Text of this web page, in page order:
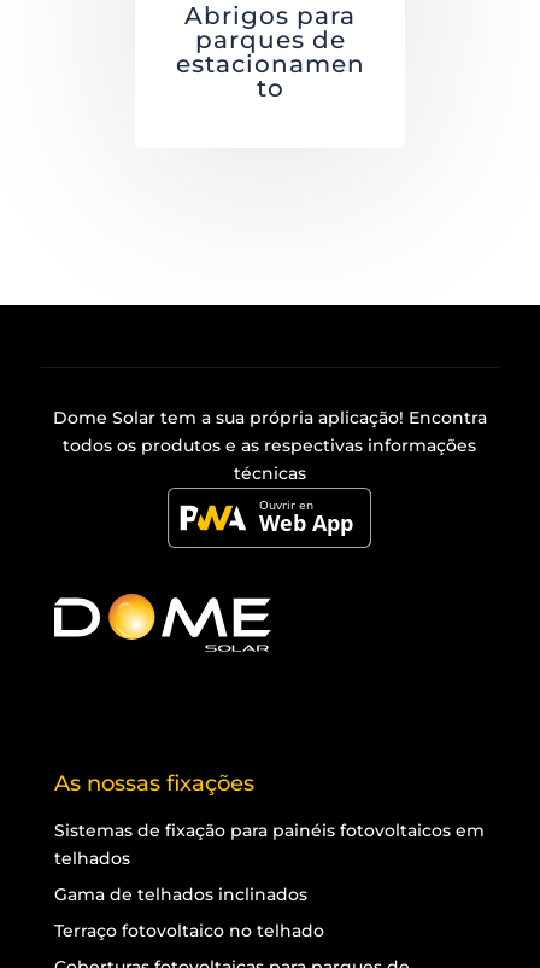
Abrigos para
parques de
estacionamen
to
Dome Solar tem a sua própria aplicação! Encontra
todos os produtos e as respectivas informações
técnicas
As nossas fixações
Sistemas de fixação para painéis fotovoltaicos em
telhados
Gama de telhados inclinados
Terraço fotovoltaico no telhado